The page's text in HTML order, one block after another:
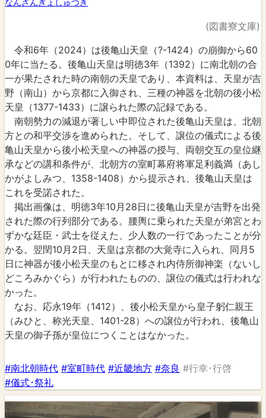
なんざんぎょしゅつき
(図書寮文庫)
令和6年（2024）は後亀山天皇（?-1424）の崩御から60
0年に当たる。後亀山天皇は明徳3年（1392）に南北朝の合
一が果たされた時の南朝の天皇であり、本資料は、天皇が吉
野（南山）から京都に入御され、三種の神器を北朝の後小松
天皇（1377-1433）に譲られた際の記録である。
南朝勢力の減退が著しい中即位された後亀山天皇は、北朝
方との和平交渉を進められた。そして、譲位の儀式による後
亀山天皇から後小松天皇への神器の授与、両朝交互の皇位継
承などの講和条件が、北朝方の室町幕府将軍足利義満（あし
かがよしみつ、1358-1408）から提示され、後亀山天皇は
これを受諾された。
掲出画像は、明徳3年10月28日に後亀山天皇が吉野を出発
された際の行列部分である。腰輿に乗られた天皇が弟宮とわ
ずかな廷臣・武士を従えた、少人数の一行であったことが分
かる。翌閏10月2日、天皇は京都の大覚寺に入られ、同月5
日に神器が後小松天皇のもとに移され内侍所御神楽（ないし
どころみかぐら）が行われたものの、譲位の儀式は行われな
かった。
なお、応永19年（1412）、後小松天皇から皇子躬仁親王
（みひと、称光天皇、1401-28）への譲位が行われ、後亀山
天皇の御子孫が皇位につくことはなかった。
#南北朝時代 #室町時代 #近畿地方 #奈良 #行幸･行啓
#儀式･祭礼